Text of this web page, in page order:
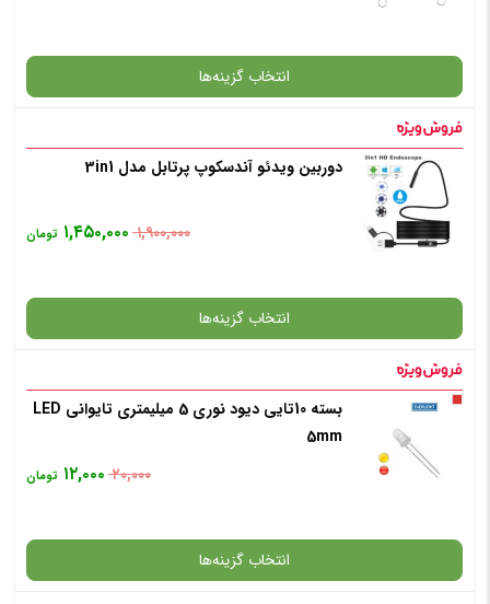
✧ چت با پشتیبان واتس آپ
انتخاب گزینه‌ها
گارانتی
✧ چت با پشتیبان واتس آپ
دوربین ویدئو آندسکوپ پرتابل مدل 3in1
۱,۹۰۰,۰۰۰ ۱,۴۵۰,۰۰۰ تومان
انتخاب گزینه‌ها
گارانتی
✧ چت با پشتیبان واتس آپ
بسته 10تایی ديود نوري 5 میلیمتری تایوانی LED
5mm
۲۰,۰۰۰ ۱۲,۰۰۰ تومان
انتخاب گزینه‌ها